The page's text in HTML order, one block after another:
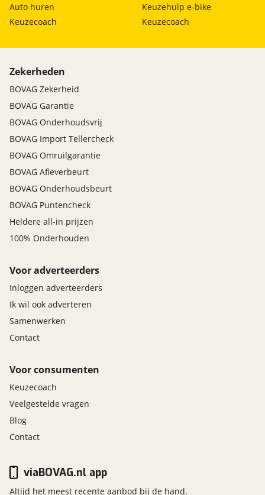
Auto huren
Keuzecoach
Keuzehulp e-bike
Keuzecoach
Zekerheden
BOVAG Zekerheid
BOVAG Garantie
BOVAG Onderhoudsvrij
BOVAG Import Tellercheck
BOVAG Omruilgarantie
BOVAG Afleverbeurt
BOVAG Onderhoudsbeurt
BOVAG Puntencheck
Heldere all-in prijzen
100% Onderhouden
Voor adverteerders
Inloggen adverteerders
Ik wil ook adverteren
Samenwerken
Contact
Voor consumenten
Keuzecoach
Veelgestelde vragen
Blog
Contact
viaBOVAG.nl app
Altijd het meest recente aanbod bij de hand.